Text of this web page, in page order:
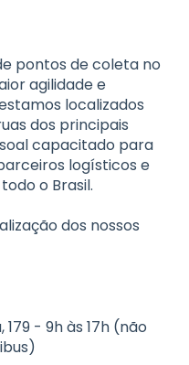
pontos de coleta no
agilidade e
localizados
dos principais
capacitado para
logísticos e
o Brasil.
dos nossos
- 9h às 17h (não